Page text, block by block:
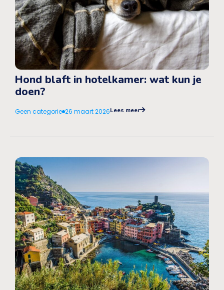
Hond blaft in hotelkamer: wat kun je
doen?
Geen categorie 26 maart 2026Lees meer